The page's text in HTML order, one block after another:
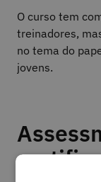
O curso tem
treinadores,
no tema do
jovens.